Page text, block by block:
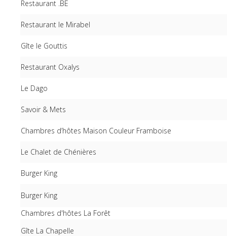
Restaurant .BE
Restaurant le Mirabel
Gîte le Gouttis
Restaurant Oxalys
Le Dago
Savoir & Mets
Chambres d’hôtes Maison Couleur Framboise
Le Chalet de Chénières
Burger King
Burger King
Chambres d'hôtes La Forêt
Gîte La Chapelle